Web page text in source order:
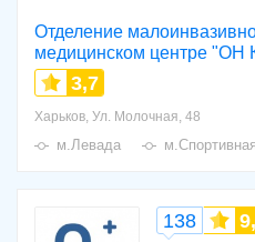
Отделение
медицинском центре "ОН
3,7
Харьков, Ул. Молочная, 48
м.Левада м.Спортивная
138